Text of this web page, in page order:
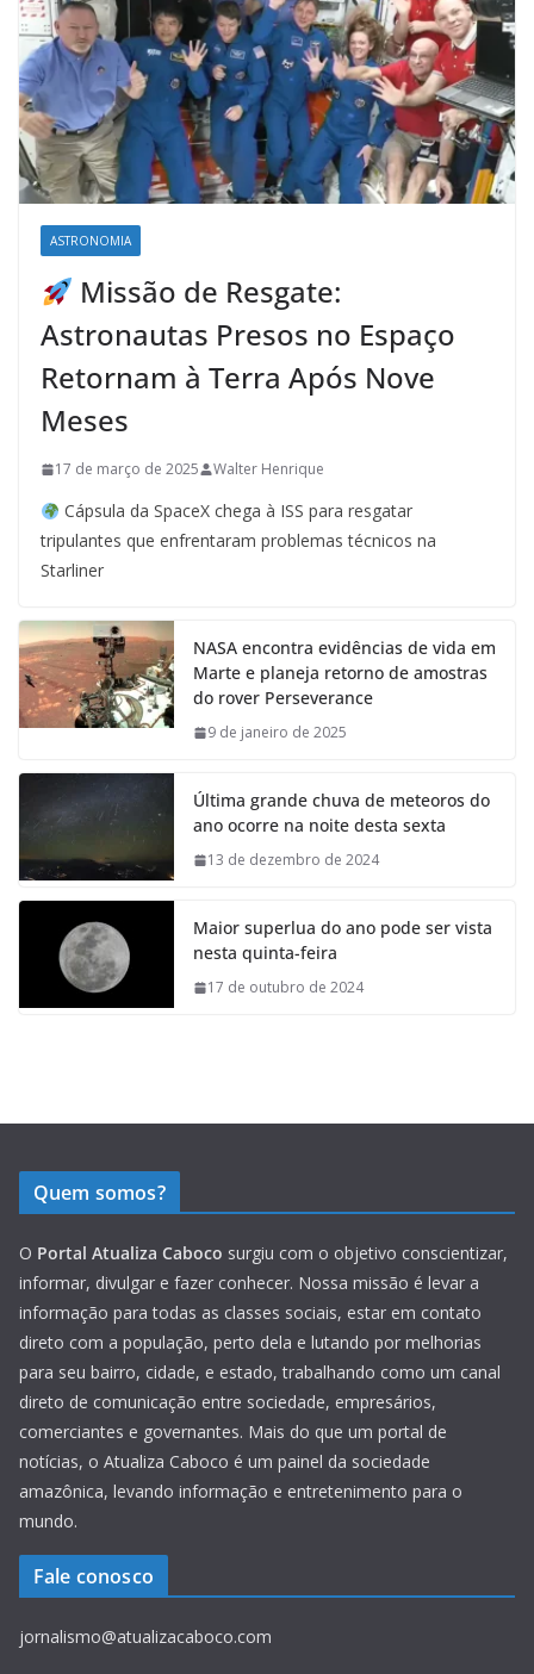
ASTRONOMIA
Missão de Resgate:
Astronautas Presos no Espaço
Retornam à Terra Após Nove
Meses
17 de março de 2025 Walter Henrique
Cápsula da SpaceX chega à ISS para resgatar
tripulantes que enfrentaram problemas técnicos na
Starliner
NASA encontra evidências de vida em
Marte e planeja retorno de amostras
do rover Perseverance
9 de janeiro de 2025
Última grande chuva de meteoros do
ano ocorre na noite desta sexta
13 de dezembro de 2024
Maior superlua do ano pode ser vista
nesta quinta-feira
17 de outubro de 2024
Quem somos?
O Portal Atualiza Caboco surgiu com o objetivo conscientizar,
informar, divulgar e fazer conhecer. Nossa missão é levar a
informação para todas as classes sociais, estar em contato
direto com a população, perto dela e lutando por melhorias
para seu bairro, cidade, e estado, trabalhando como um canal
direto de comunicação entre sociedade, empresários,
comerciantes e governantes. Mais do que um portal de
notícias, o Atualiza Caboco é um painel da sociedade
amazônica, levando informação e entretenimento para o
mundo.
Fale conosco
jornalismo@atualizacaboco.com